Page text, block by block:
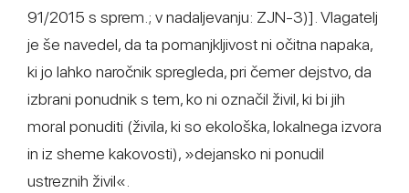
91/2015 s sprem.; v nadaljevanju: ZJN-3)]. Vlagatelj
je še navedel, da ta pomanjkljivost ni očitna napaka,
ki jo lahko naročnik spregleda, pri čemer dejstvo, da
izbrani ponudnik s tem, ko ni označil živil, ki bi jih
moral ponuditi (živila, ki so ekološka, lokalnega izvora
in iz sheme kakovosti), »dejansko ni ponudil
ustreznih živil«.